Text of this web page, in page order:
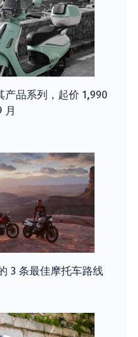
品系列，起价 1,990
月
3 条最佳摩托车路线